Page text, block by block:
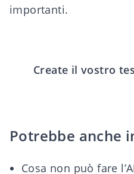
importanti.
Create il vostro
Potrebbe anche
Cosa non può fare